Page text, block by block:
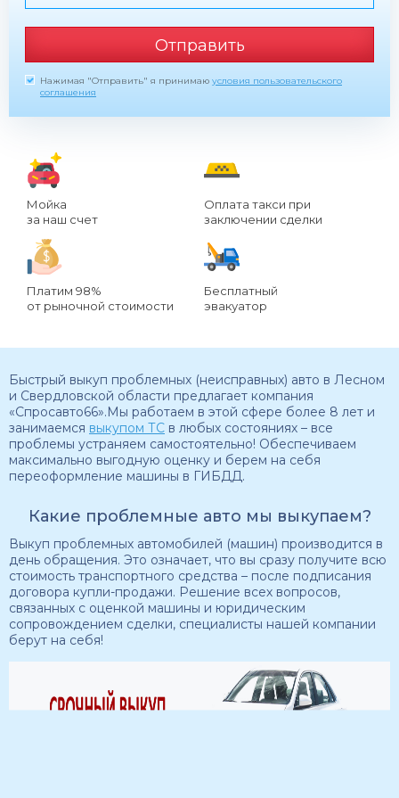
Отправить
Нажимая "Отправить" я принимаю условия пользовательского
соглашения
Мойка
за наш счет
Оплата такси при
заключении сделки
Платим 98%
от рыночной стоимости
Бесплатный
эвакуатор
Быстрый выкуп проблемных (неисправных) авто в Лесном
и Свердловской области предлагает компания
«Спросавто66».Мы работаем в этой сфере более 8 лет и
занимаемся выкупом ТС в любых состояниях – все
проблемы устраняем самостоятельно! Обеспечиваем
максимально выгодную оценку и берем на себя
переоформление машины в ГИБДД.
Какие проблемные авто мы выкупаем?
Выкуп проблемных автомобилей (машин) производится в
день обращения. Это означает, что вы сразу получите всю
стоимость транспортного средства – после подписания
договора купли-продажи. Решение всех вопросов,
связанных с оценкой машины и юридическим
сопровождением сделки, специалисты нашей компании
берут на себя!